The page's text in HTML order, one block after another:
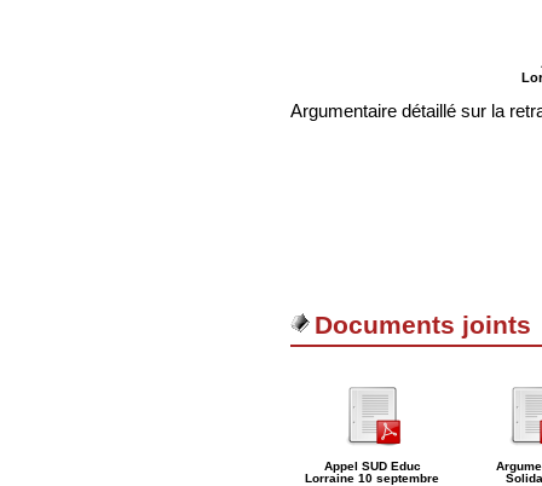
Argumentaire détaillé sur la
Documents joints
Appel SUD Educ
Lorraine 10 septembre